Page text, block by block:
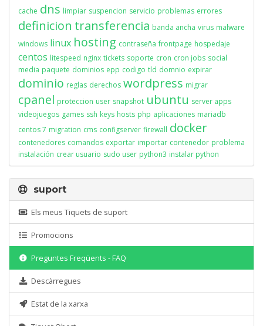
cache dns limpiar suspencion servicio problemas errores
definicion transferencia banda ancha virus malware
windows linux hosting contraseña frontpage hospedaje
centos litespeed nginx tickets soporte cron cron jobs social
media paquete dominios epp codigo tld domnio expirar
dominio reglas derechos wordpress migrar
cpanel proteccion user snapshot ubuntu server apps
videojuegos games ssh keys hosts php aplicaciones mariadb
centos 7 migration cms configserver firewall docker
contenedores comandos exportar importar contenedor problema
instalación crear usuario sudo user python3 instalar python
suport
Els meus Tiquets de suport
Promocions
Preguntes Freqüents - FAQ
Descàrregues
Estat de la xarxa